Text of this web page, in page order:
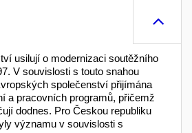
usilují o modernizaci soutěžního
V souvislosti s touto snahou
společenství přijí­mána
a pracovních programů, přičemž
dodnes. Pro Českou republiku
významu v souvis­losti s